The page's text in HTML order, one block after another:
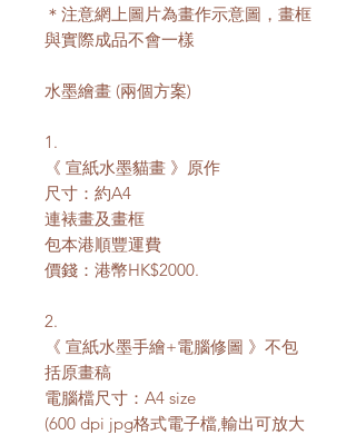
＊注意網上圖片為畫作示意圖，畫框
與實際成品不會一樣
水墨繪畫 (兩個方案)
1.
《 宣紙水墨貓畫 》原作
尺寸：約A4
連裱畫及畫框
包本港順豐運費
價錢：港幣HK$2000.
2.
《 宣紙水墨手繪+電腦修圖 》不包
括原畫稿
電腦檔尺寸：A4 size
(600 dpi jpg格式電子檔,輸出可放大